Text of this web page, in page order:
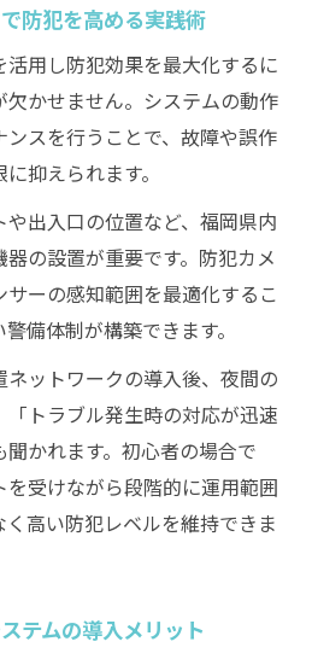
防犯を高める実践術
用し防犯効果を最大化するに
かせません。システムの動作
スを行うことで、故障や誤作
抑えられます。
出入口の位置など、福岡県内
の設置が重要です。防犯カメ
ーの感知範囲を最適化するこ
備体制が構築できます。
ットワークの導入後、夜間の
トラブル発生時の対応が迅速
かれます。初心者の場合で
受けながら段階的に運用範囲
高い防犯レベルを維持できま
テムの導入メリット